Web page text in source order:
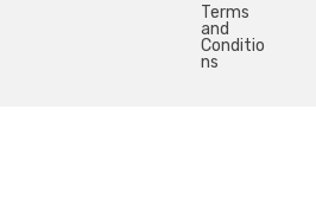
Terms
and
Conditio
ns